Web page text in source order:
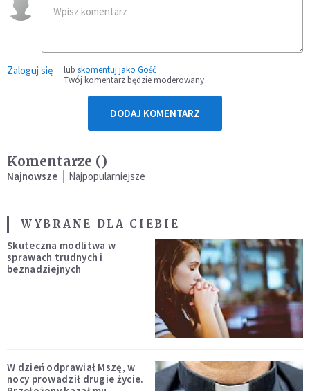
Zaloguj się lub skomentuj jako Gość
Twój komentarz będzie moderowany
DODAJ KOMENTARZ
Komentarze ()
Najnowsze Najpopularniejsze
WYBRANE DLA CIEBIE
Skuteczna modlitwa w
sprawach trudnych i
beznadziejnych
W dzień odprawiał Mszę, w
nocy prowadził drugie życie.